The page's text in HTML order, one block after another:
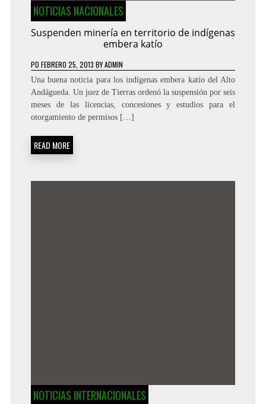
NOTICIAS NACIONALES
Suspenden minería en territorio de indígenas
embera katío
PD FEBRERO 25, 2013 BYADMIN
Una buena noticia para los indígenas embera katío del Alto
Andágueda. Un juez de Tierras ordenó la suspensión por seis
meses de las licencias, concesiones y estudios para el
otorgamiento de permisos […]
READ MORE
NOTICIAS INTERNACIONALES